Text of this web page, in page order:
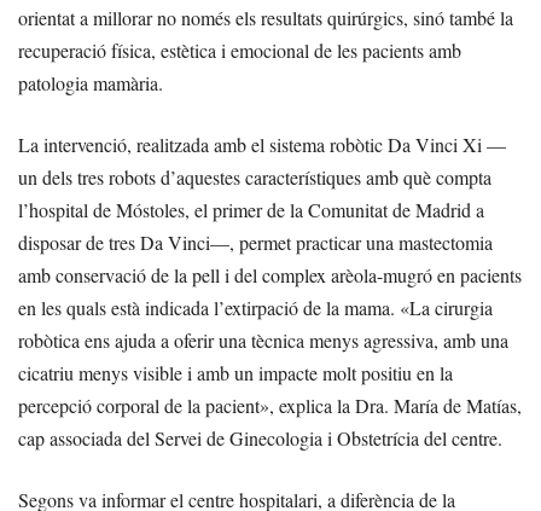
orientat a millorar no només els resultats quirúrgics, sinó també la
recuperació física, estètica i emocional de les pacients amb
patologia mamària.
La intervenció, realitzada amb el sistema robòtic Da Vinci Xi —
un dels tres robots d’aquestes característiques amb què compta
l’hospital de Móstoles, el primer de la Comunitat de Madrid a
disposar de tres Da Vinci—, permet practicar una mastectomia
amb conservació de la pell i del complex arèola-mugró en pacients
en les quals està indicada l’extirpació de la mama. «La cirurgia
robòtica ens ajuda a oferir una tècnica menys agressiva, amb una
cicatriu menys visible i amb un impacte molt positiu en la
percepció corporal de la pacient», explica la Dra. María de Matías,
cap associada del Servei de Ginecologia i Obstetrícia del centre.
Segons va informar el centre hospitalari, a diferència de la